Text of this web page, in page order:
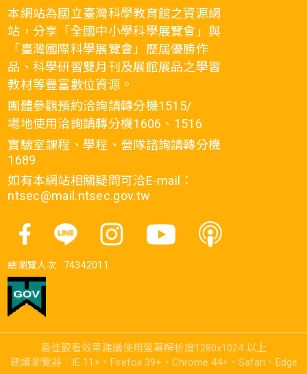
本網站為國立臺灣科學教育館之資源網
站，分享「全國中小學科學展覽會」與
「臺灣國際科學展覽會」歷屆優勝作
品、科學研習雙月刊及展館展品之學習
教材等豐富數位資源。
團體參觀預約洽詢請轉分機1515/
場地使用洽詢請轉分機1606、1516
實驗室課程、學程、營隊諮詢請轉分機
1689
如有本網站相關疑問可洽E-mail：
ntsec@mail.ntsec.gov.tw
總瀏覽人次 : 74342011
最佳觀看效果建議使用螢幕解析度1280x1024 以上
建議瀏覽器：IE 11+、Firefox 39+、Chrome 44+、Safari、Edge